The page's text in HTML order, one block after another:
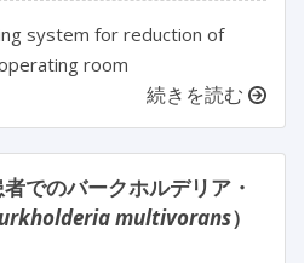
system for reduction of
room
続きを読む
でのバークホルデリア・
multivorans）